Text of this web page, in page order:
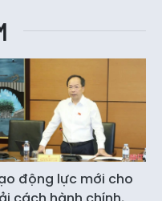
động lực mới cho